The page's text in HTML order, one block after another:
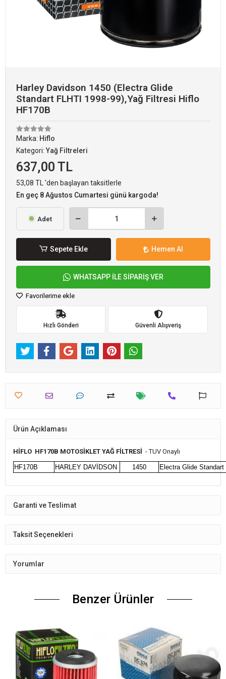
Harley Davidson 1450 (Electra Glide
Standart FLHTI 1998-99),Yağ Filtresi Hiflo
HF170B
Marka: Hiflo
Kategori:Yağ Filtreleri
637,00 TL
53,08 TL 'den başlayan taksitlerle
En geç 8 Ağustos Cumartesi günü kargoda!
Adet
Sepete Ekle Hemen Al
WHATSAPP İLE SİPARİŞ VER
Favorilerime ekle
Hızlı Gönderi Güvenli Alışveriş
Ürün Açıklaması
HİFLO HF170B MOTOSİKLET YAĞ FİLTRESİ - TUV Onaylı
HF170B HARLEY DAVİDSON 1450 Electra Glide Standart
Garanti ve Teslimat
Taksit Seçenekleri
Yorumlar
Benzer Ürünler